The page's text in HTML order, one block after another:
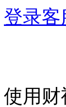
登录客
使用财